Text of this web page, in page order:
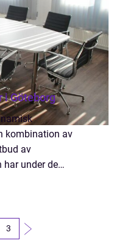
i Göteborg
kombination av
av
har under de
3